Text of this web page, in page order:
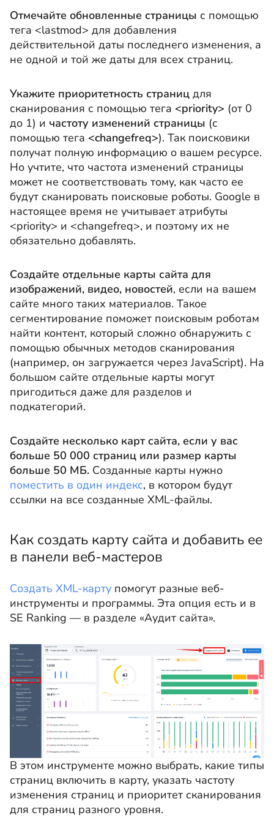
Отмечайте обновленные страницы с помощью
тега <lastmod> для добавления
действительной даты последнего изменения, а
не одной и той же даты для всех страниц.
Укажите приоритетность страниц для
сканирования с помощью тега <priority> (от 0
до 1) и частоту изменений страницы (с
помощью тега <changefreq>). Так поисковики
получат полную информацию о вашем ресурсе.
Но учтите, что частота изменений страницы
может не соответствовать тому, как часто ее
будут сканировать поисковые роботы. Google в
настоящее время не учитывает атрибуты
<priority> и <changefreq>, и поэтому их не
обязательно добавлять.
Создайте отдельные карты сайта для
изображений, видео, новостей, если на вашем
сайте много таких материалов. Такое
сегментирование поможет поисковым роботам
найти контент, который сложно обнаружить с
помощью обычных методов сканирования
(например, он загружается через JavaScript). На
большом сайте отдельные карты могут
пригодиться даже для разделов и
подкатегорий.
Создайте несколько карт сайта, если у вас
больше 50 000 страниц или размер карты
больше 50 МБ. Созданные карты нужно
поместить в один индекс, в котором будут
ссылки на все созданные XML-файлы.
Как создать карту сайта и добавить ее
в панели веб-мастеров
Создать XML-карту помогут разные веб-
инструменты и программы. Эта опция есть и в
SE Ranking — в разделе «Аудит сайта».
В этом инструменте можно выбрать, какие типы
страниц включить в карту, указать частоту
изменения страниц и приоритет сканирования
для страниц разного уровня.